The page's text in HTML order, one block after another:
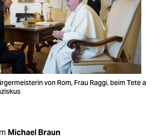
von Rom, Frau Raggi, beim Tete a
Michael Braun